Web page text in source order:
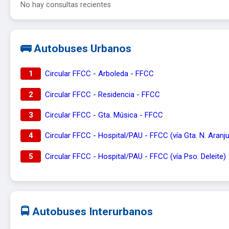
No hay consultas recientes
🚌 Autobuses Urbanos
1 Circular FFCC - Arboleda - FFCC
2 Circular FFCC - Residencia - FFCC
3 Circular FFCC - Gta. Música - FFCC
4 Circular FFCC - Hospital/PAU - FFCC (vía Gta. N.
5 Circular FFCC - Hospital/PAU - FFCC (vía Pso. Deleite)
🚍 Autobuses Interurbanos